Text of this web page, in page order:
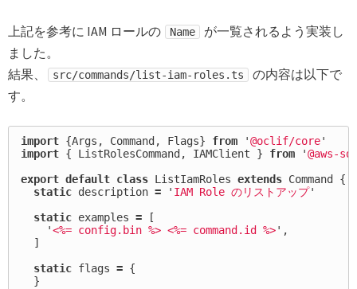
上記を参考に IAM ロールの Name
が一覧されるよう実装し
ました。
結果、
src/commands/list-iam-roles.ts
の内容は以下で
す。
import {Args , Command , Flags} from '@oclif/core'
import { ListRolesCommand , IAMClient } from '@aws-
export default class ListIamRoles extends Command
{
static description = ' IAM Role のリストアップ'
static examples =
[
'<%= config.bin %> <%= command.id %>' ,
]
static flags = {
}